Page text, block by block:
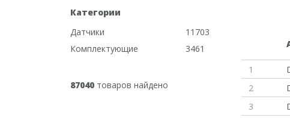
Категории
Датчики
11703
Комплектующие
3461
87040 товаров найдено
1
2
3